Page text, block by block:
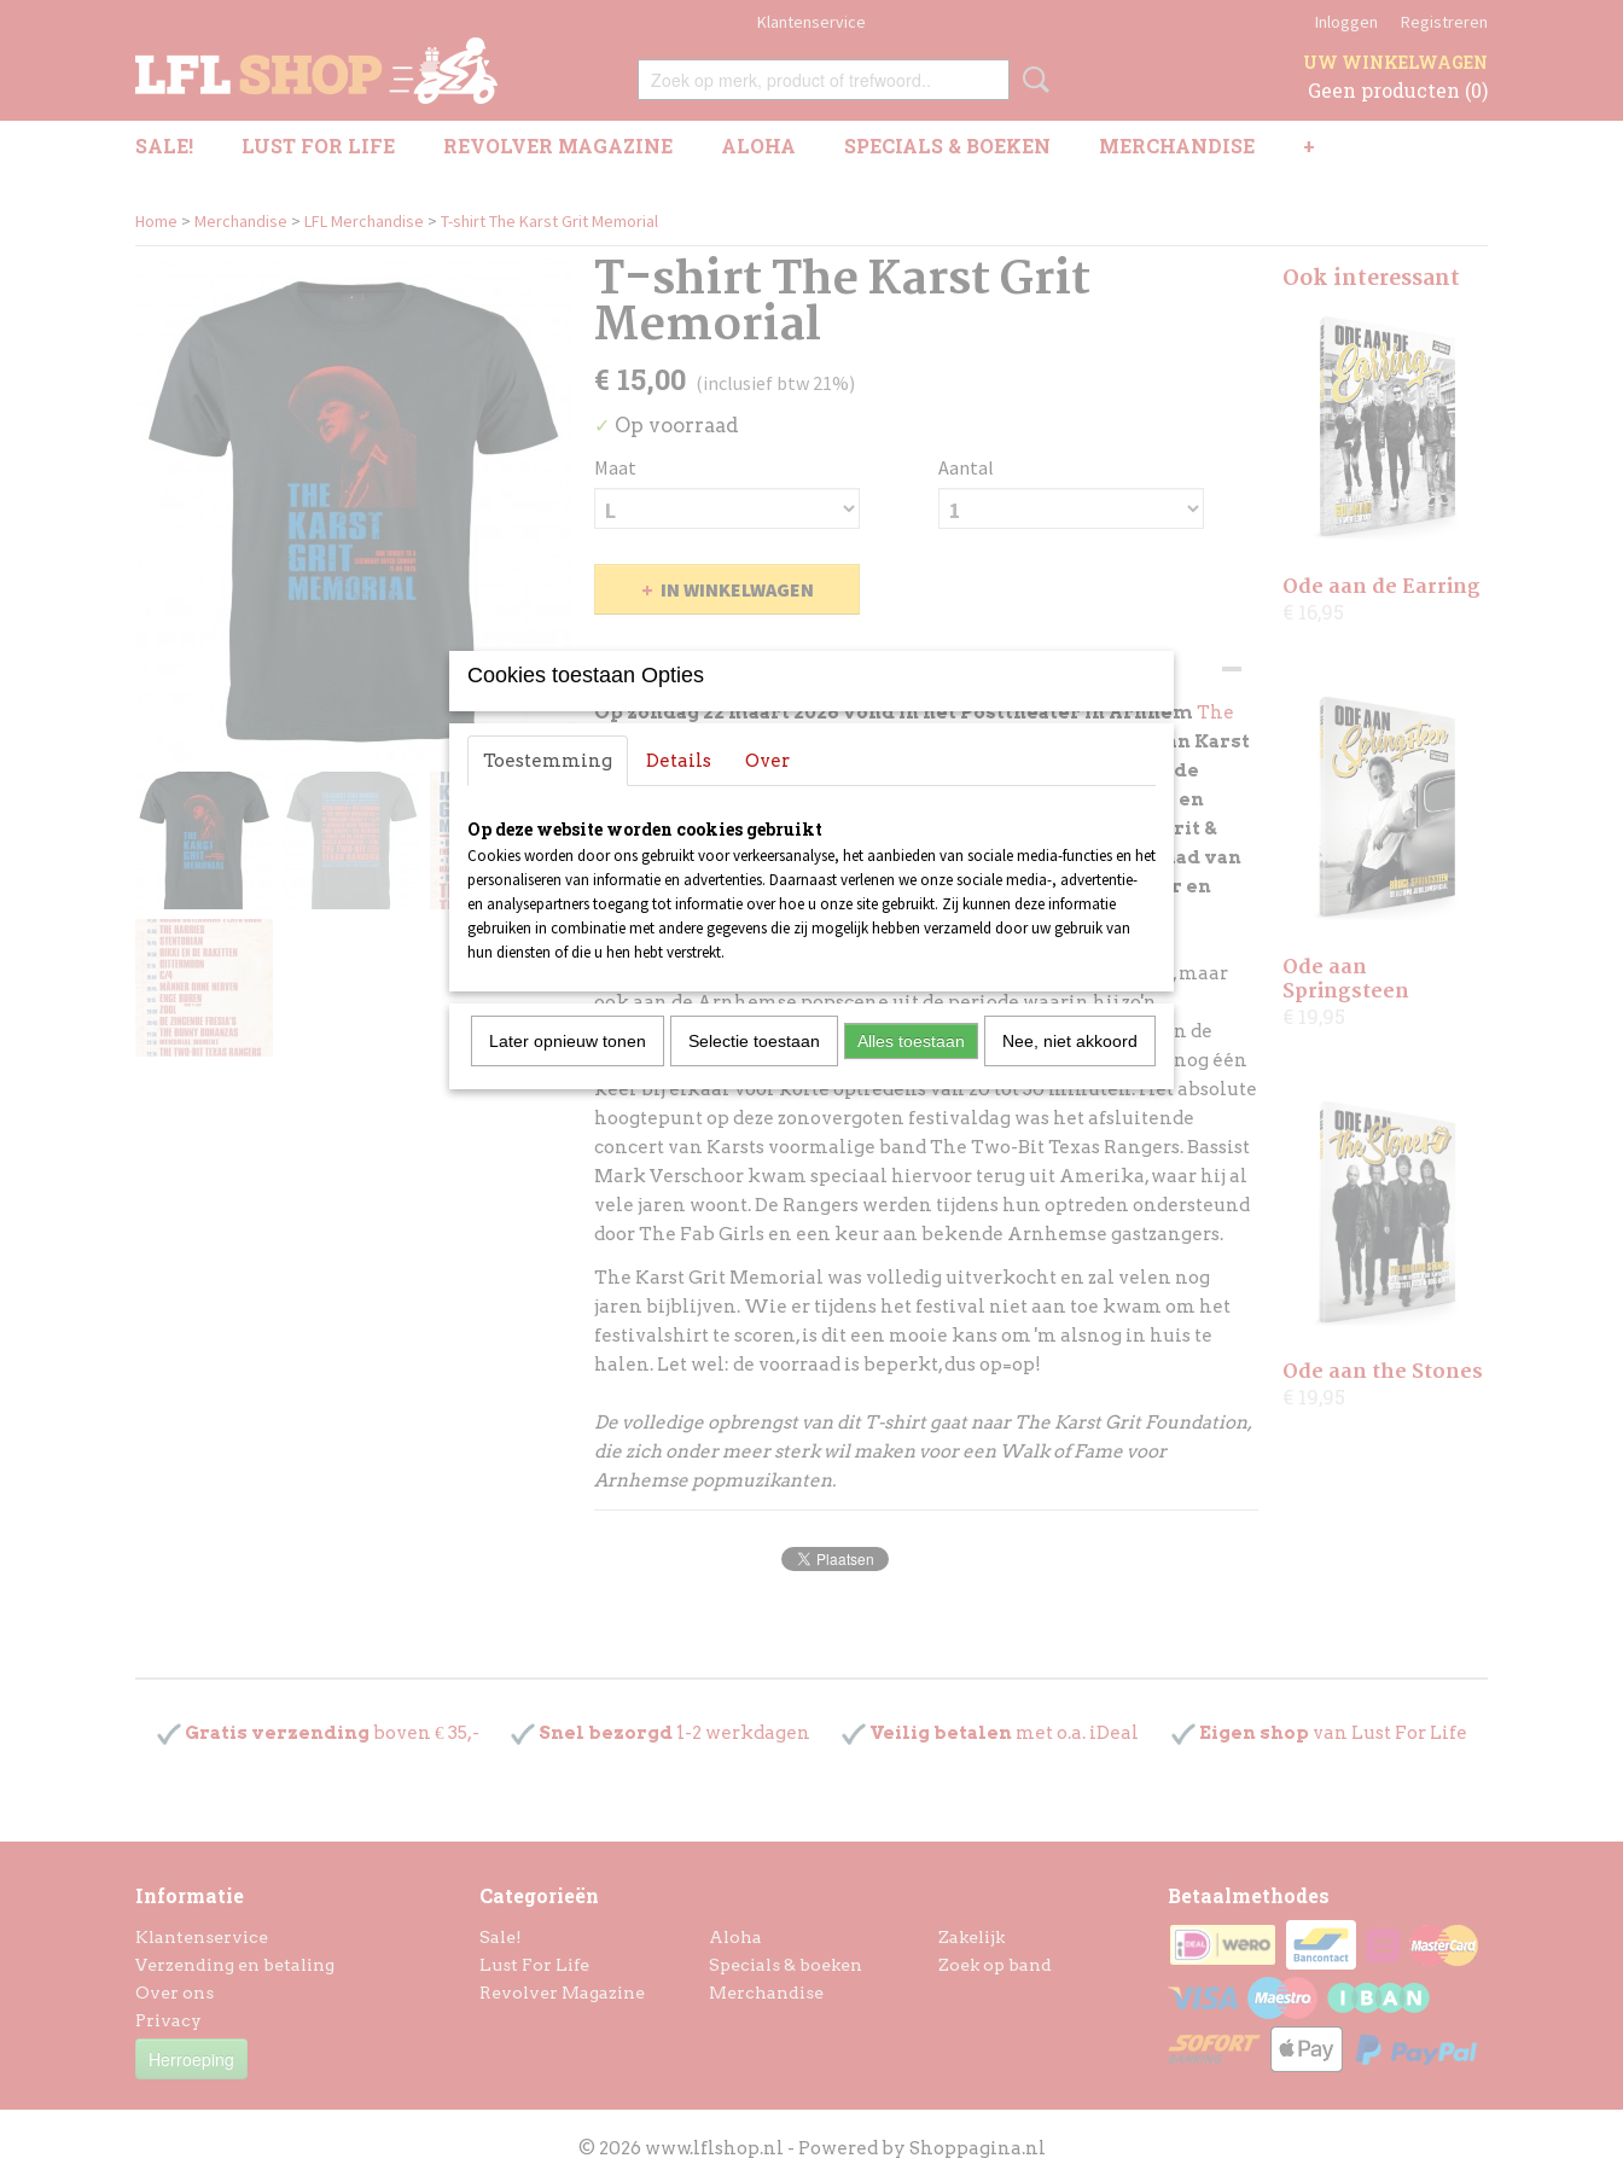
Klantenservice Inloggen Registreren
UW WINKELWAGEN
Geen producten (0)
SALE! LUST FOR LIFE REVOLVER MAGAZINE ALOHA SPECIALS & BOEKEN MERCHANDISE +
Home > Merchandise > LFL Merchandise > T-shirt The Karst Grit Memorial
T-shirt The Karst Grit
Memorial
€ 15,00 (inclusief btw 21%)
✓ Op voorraad
Maat
Aantal
IN WINKELWAGEN
Omschrijving
Op zondag 22 maart 2026 vond in het Posttheater in Arnhem The
Karst Grit Memorial
plaats: een groot popfestival ter ere van Karst
Grit. Karst was filmmaker en creatief producent. Maar in de
Arnhemse muziekscene was hij vooral bekend als zanger en
entertainer van de geliefde countryfeestband Fabulous Grit &
The Two-Bit Texas Rangers. Er is nog een beperkte voorraad van
het bijbehorende festivalshirt beschikbaar. Bestel 'm hier en
bepaal zelf of je 'm thuis laat sturen of komt ophalen.
The Karst Grit Memorial was niet alleen een ode aan Karst zelf, maar
ook aan de Arnhemse popscene uit de periode waarin hij zo'n
bepalende rol speelde. Meer dan tien bands uit die tijd - waarvan de
meeste al jaren niet meer actief zijn - kwamen voor dit festival nog één
keer bij elkaar voor korte optredens van 20 tot 30 minuten. Het absolute
hoogtepunt op deze zonovergoten festivaldag was het afsluitende
concert van Karsts voormalige band The Two-Bit Texas Rangers. Bassist
Mark Verschoor kwam speciaal hiervoor terug uit Amerika, waar hij al
vele jaren woont. De Rangers werden tijdens hun optreden ondersteund
door The Fab Girls en een keur aan bekende Arnhemse gastzangers.
The Karst Grit Memorial was volledig uitverkocht en zal velen nog
jaren bijblijven. Wie er tijdens het festival niet aan toe kwam om het
festivalshirt te scoren, is dit een mooie kans om 'm alsnog in huis te
halen. Let wel: de voorraad is beperkt, dus op=op!
De volledige opbrengst van dit T-shirt gaat naar The Karst Grit Foundation,
die zich onder meer sterk wil maken voor een Walk of Fame voor
Arnhemse popmuzikanten.
Ook interessant
Ode aan de Earring
Ode aan
Springsteen
Ode aan the Stones
Gratis verzending boven € 35,- Snel bezorgd 1-2 werkdagen Veilig betalen met o.a. iDeal Eigen shop van Lust For Life
Informatie
Klantenservice
Verzending en betaling
Over ons
Privacy
Herroeping
Categorieën
Sale!
Lust For Life
Revolver Magazine
Aloha
Specials & boeken
Merchandise
Zakelijk
Zoek op band
Betaalmethodes
© 2026 www.lflshop.nl - Powered by Shoppagina.nl
Cookies toestaan Opties
Toestemming Details Over
Op deze website worden cookies gebruikt
Cookies worden door ons gebruikt voor verkeersanalyse, het aanbieden van sociale media-functies en het
personaliseren van informatie en advertenties. Daarnaast verlenen we onze sociale media-, advertentie-
en analysepartners toegang tot informatie over hoe u onze site gebruikt. Zij kunnen deze informatie
gebruiken in combinatie met andere gegevens die zij mogelijk hebben verzameld door uw gebruik van
hun diensten of die u hen hebt verstrekt.
Later opnieuw tonen Selectie toestaan Alles toestaan Nee, niet akkoord